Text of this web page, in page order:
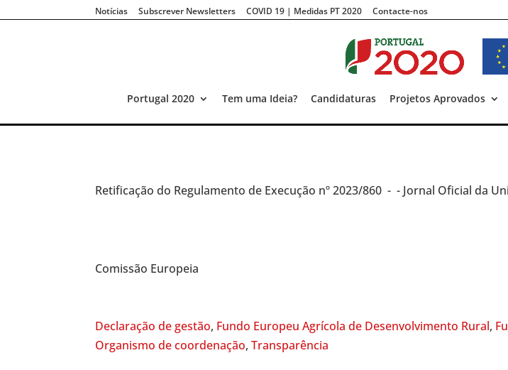
Notícias Subscrever Newsletters COVID 19 | Medidas PT 2020 Contacte-nos
Portugal 2020 Tem uma Ideia? Candidaturas Projetos Aprovados
Retificação do Regulamento de Execução nº 2023/860 -- Jornal Oficial da
Comissão Europeia
Declaração de gestão, Fundo Europeu Agrícola de Desenvolvimento Rural,
Organismo de coordenação,Transparência